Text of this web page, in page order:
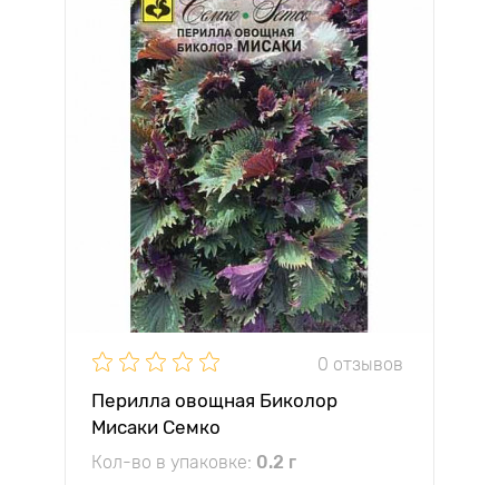
0 отзывов
Перилла овощная Биколор
Мисаки Семко
Кол-во в упаковке: 0.2 г